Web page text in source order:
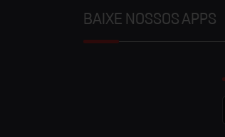
BAIXE NOSSOS APPS